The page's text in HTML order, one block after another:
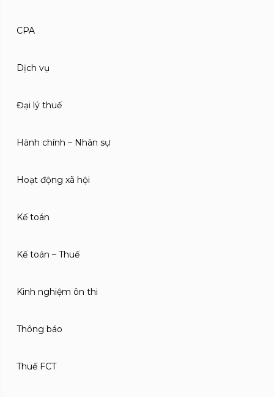
CPA
Dịch vụ
Đại lý thuế
Hành chính – Nhân sự
Hoạt động xã hội
Kế toán
Kế toán – Thuế
Kinh nghiệm ôn thi
Thông báo
Thuế FCT